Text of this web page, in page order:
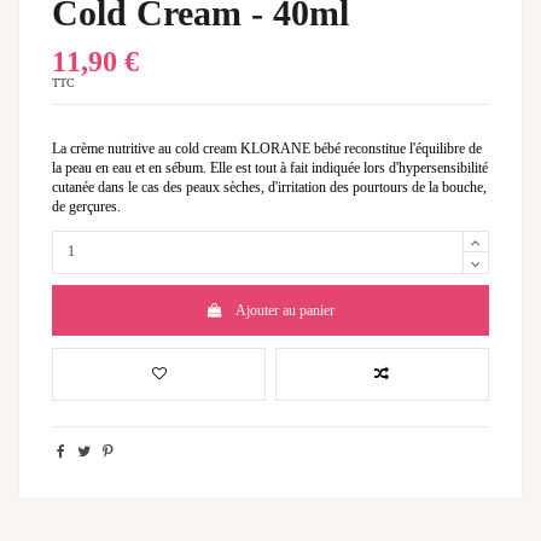
Cold Cream - 40ml
11,90 €
TTC
La crème nutritive au cold cream KLORANE bébé reconstitue l'équilibre de
la peau en eau et en sébum. Elle est tout à fait indiquée lors d'hypersensibilité
cutanée dans le cas des peaux sèches, d'irritation des pourtours de la bouche,
de gerçures.
Ajouter au panier